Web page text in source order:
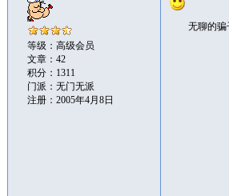
等级：高级会员
文章：42
积分：1311
门派：无门无派
注册：2005年4月8日
无聊的